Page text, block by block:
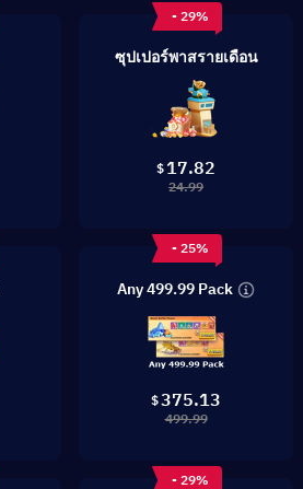
- 29%
ซุปเปอร์พาสรายเดือน
$ 17.82
24.99
- 25%
Any 499.99 Pack
$375.13
499.99
- 29%